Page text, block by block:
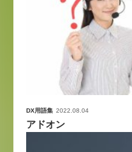
DX用語集 2022.08.04
アドオン